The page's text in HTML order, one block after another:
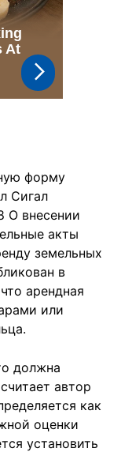
форму
Сигал
О внесении
акты
земельных
в
арендная
или
должна
автор
как
оценки
установить